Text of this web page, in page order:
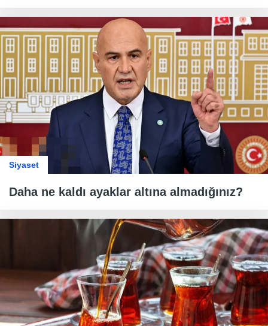
Siyaset
Daha ne kaldı ayaklar altına almadığınız?